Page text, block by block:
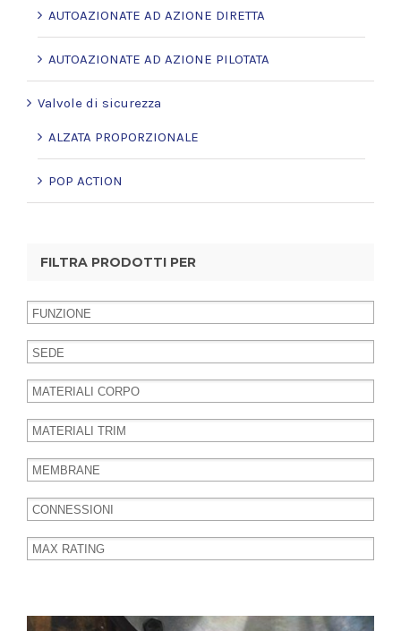
AUTOAZIONATE AD AZIONE DIRETTA
AUTOAZIONATE AD AZIONE PILOTATA
Valvole di sicurezza
ALZATA PROPORZIONALE
POP ACTION
FILTRA PRODOTTI PER